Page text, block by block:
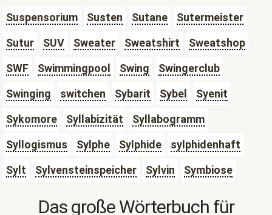
Suspensorium Susten Sutane
Sutermeister
Sutur
SUV Sweater Sweatshirt
Sweatshop
SWF
Swimmingpool Swing
Swingerclub
Swinging
switchen Sybarit Sybel
Syenit
Sykomore
Syllabizität
Syllabogramm
Syllogismus
Sylphe Sylphide
sylphidenhaft
Sylt
Sylvensteinspeicher Sylvin Symbiose
Das große Wörterbuch für